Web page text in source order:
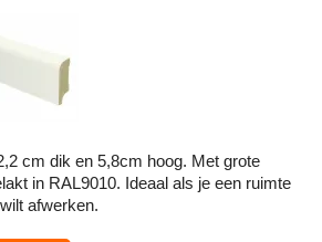
cm dik en 5,8cm hoog. Met grote
in RAL9010. Ideaal als je een ruimte
afwerken.